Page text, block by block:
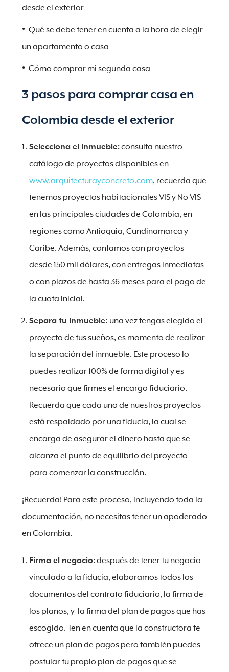
desde el exterior
Qué se debe tener en cuenta a la hora de elegir
un apartamento o casa
Cómo comprar mi segunda casa
3 pasos para comprar casa en
Colombia desde el exterior
Selecciona el inmueble:consulta nuestro
catálogo de proyectos disponibles en
www.arquitecturayconcreto.com, recuerda que
tenemos proyectos habitacionales VIS y No VIS
en las principales ciudades de Colombia, en
regiones como Antioquia, Cundinamarca y
Caribe. Además, contamos con proyectos
desde 150 mil dólares, con entregas inmediatas
o con plazos de hasta 36 meses para el pago de
la cuota inicial.
Separa tu inmueble: una vez tengas elegido el
proyecto de tus sueños, es momento de realizar
la separación del inmueble. Este proceso lo
puedes realizar 100% de forma digital y es
necesario que firmes el encargo fiduciario.
Recuerda que cada uno de nuestros proyectos
está respaldado por una fiducia, la cual se
encarga de asegurar el dinero hasta que se
alcanza el punto de equilibrio del proyecto
para comenzar la construcción.
¡Recuerda! Para este proceso, incluyendo toda la
documentación, no necesitas tener un apoderado
en Colombia.
Firma el negocio:después de tener tu negocio
vinculado a la fiducia, elaboramos todos los
documentos del contrato fiduciario, la firma de
los planos, y la firma del plan de pagos que has
escogido. Ten en cuenta que la constructora te
ofrece un plan de pagos pero también puedes
postular tu propio plan de pagos que se